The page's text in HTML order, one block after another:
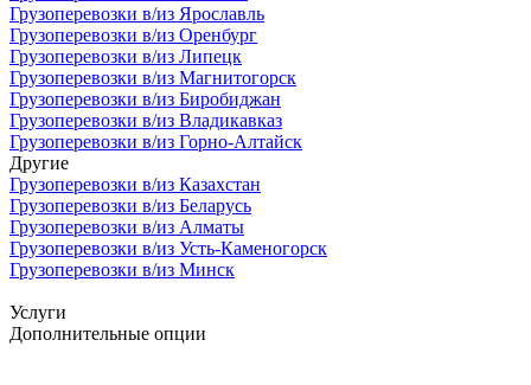
Грузоперевозки в/из Ярославль
Грузоперевозки в/из Оренбург
Грузоперевозки в/из Липецк
Грузоперевозки в/из Магнитогорск
Грузоперевозки в/из Биробиджан
Грузоперевозки в/из Владикавказ
Грузоперевозки в/из Горно-Алтайск
Другие
Грузоперевозки в/из Казахстан
Грузоперевозки в/из Беларусь
Грузоперевозки в/из Алматы
Грузоперевозки в/из Усть-Каменогорск
Грузоперевозки в/из Минск
Услуги
Дополнительные опции